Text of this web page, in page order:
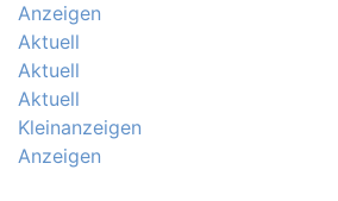
Anzeigen
Aktuell
Aktuell
Aktuell
Kleinanzeigen
Anzeigen